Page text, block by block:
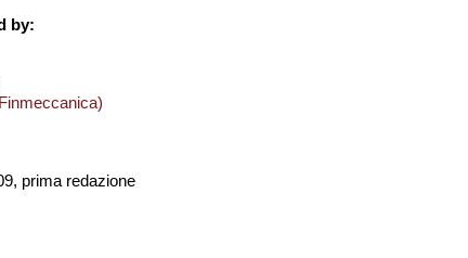
by:
prima redazione